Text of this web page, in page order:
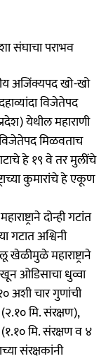
संघाचा पराभव
अजिंक्यपद खो-खो
विजेतेपद
येथील महाराणी
विजेतेपद मिळवताच
हे १९ वे तर मुलींचे
कुमारांचे हे एकूण
दोन्ही गटांत
गटात अश्विनी
महाराष्ट्राने
ओडिसाचा धुव्वा
अशी चार गुणांची
मि. संरक्षण),
मि. संरक्षण व ४
संरक्षकांनी